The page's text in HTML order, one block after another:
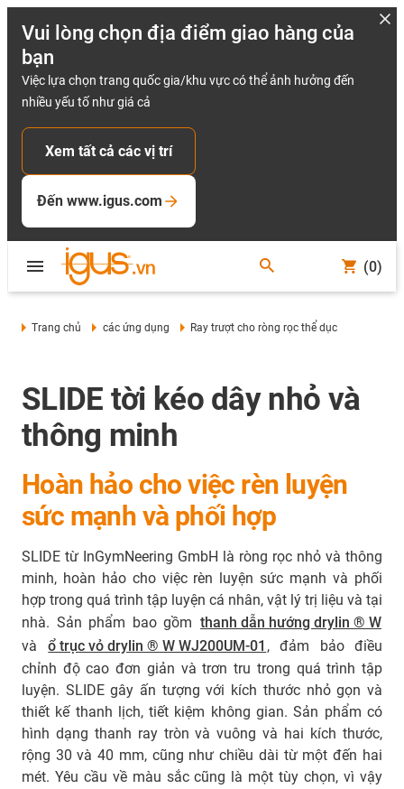
Vui lòng chọn địa điểm giao hàng của
bạn
Việc lựa chọn trang quốc gia/khu vực có thể ảnh hưởng đến
nhiều yếu tố như giá cả
Xem tất cả các vị trí
Đến www.igus.com
(0)
Trang chủ các ứng dụng Ray trượt cho ròng rọc thể dục
SLIDE tời kéo dây nhỏ và
thông minh
Hoàn hảo cho việc rèn luyện
sức mạnh và phối hợp
SLIDE từ InGymNeering GmbH là ròng rọc nhỏ và thông
minh, hoàn hảo cho việc rèn luyện sức mạnh và phối
hợp trong quá trình tập luyện cá nhân, vật lý trị liệu và tại
nhà. Sản phẩm bao gồm thanh dẫn hướng drylin ® W
và ổ trục vỏ drylin ® W WJ200UM-01 , đảm bảo điều
chỉnh độ cao đơn giản và trơn tru trong quá trình tập
luyện. SLIDE gây ấn tượng với kích thước nhỏ gọn và
thiết kế thanh lịch, tiết kiệm không gian. Sản phẩm có
hình dạng thanh ray tròn và vuông và hai kích thước,
rộng 30 và 40 mm, cũng như chiều dài từ một đến hai
mét. Yêu cầu về màu sắc cũng là một tùy chọn, vì vậy